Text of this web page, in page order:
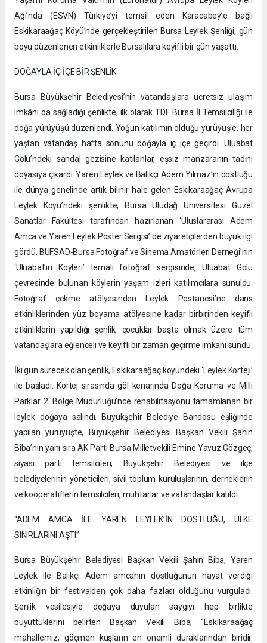
Ağı’nda (ESVN) Türkiye’yi temsil eden Karacabey’e bağlı
Eskikaraağaç Köyü’nde gerçekleştirilen Bursa Leylek Şenliği, gün
boyu düzenlenen etkinliklerle Bursalılara keyifli bir gün yaşattı.
DOĞAYLA İÇ İÇE BİR ŞENLİK
Bursa Büyükşehir Belediyesi’nin vatandaşlara ücretsiz ulaşım
imkânı da sağladığı şenlikte, ilk olarak TDF Bursa İl Temsilciliği ile
doğa yürüyüşü düzenlendi. Yoğun katılımın olduğu yürüyüşle, her
yaştan vatandaş hafta sonunu doğayla iç içe geçirdi. Uluabat
Gölü’ndeki sandal gezisine katılanlar, eşsiz manzaranın tadını
doyasıya çıkardı. Yaren Leylek ve Balıkçı Adem Yılmaz’ın dostluğu
ile dünya genelinde artık bilinir hale gelen Eskikaraağaç Avrupa
Leylek Köyü’ndeki şenlikte, Bursa Uludağ Üniversitesi Güzel
Sanatlar Fakültesi tarafından hazırlanan ‘Uluslararası Adem
Amca ve Yaren Leylek Poster Sergisi’ de ziyaretçilerden büyük ilgi
gördü. BUFSAD-Bursa Fotoğraf ve Sinema Amatörleri Derneği’nin
‘Uluabat’ın Köyleri’ temalı fotoğraf sergisinde, Uluabat Gölü
çevresinde bulunan köylerin yaşam izleri katılımcılara sunuldu.
Fotoğraf çekme atölyesinden Leylek Postanesi’ne dans
etkinliklerinden yüz boyama atölyesine kadar birbirinden keyifli
etkinliklerin yapıldığı şenlik, çocuklar başta olmak üzere tüm
vatandaşlara eğlenceli ve keyifli bir zaman geçirme imkanı sundu.
İki gün sürecek olan şenlik, Eskikaraağaç köyündeki ‘Leylek Korteji’
ile başladı. Kortej sırasında göl kenarında Doğa Koruma ve Milli
Parklar 2. Bölge Müdürlüğü'nce rehabilitasyonu tamamlanan bir
leylek doğaya salındı. Büyükşehir Belediye Bandosu eşliğinde
yapılan yürüyüşte, Büyükşehir Belediyesi Başkan Vekili Şahin
Biba’nın yanı sıra AK Parti Bursa Milletvekili Emine Yavuz Gözgeç,
siyasi parti temsilcileri, Büyükşehir Belediyesi ve ilçe
belediyelerinin yöneticileri, sivil toplum kuruluşlarının, derneklerin
ve kooperatiflerin temsilcileri, muhtarlar ve vatandaşlar katıldı.
“ADEM AMCA İLE YAREN LEYLEK’İN DOSTLUĞU, ÜLKE
SINIRLARINI AŞTI”
Bursa Büyükşehir Belediyesi Başkan Vekili Şahin Biba, Yaren
Leylek ile Balıkçı Adem amcanın dostluğunun hayat verdiği
etkinliğin bir festivalden çok daha fazlası olduğunu vurguladı.
Şenlik vesilesiyle doğaya duyulan saygıyı hep birlikte
büyüttüklerini belirten Başkan Vekili Biba, “Eskikaraağaç
mahallemiz, göçmen kuşların en önemli duraklarından biridir.